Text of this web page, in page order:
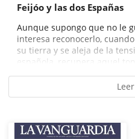
Feijóo y las dos Españas
Aunque supongo que no le
interesa reconocerlo,
su tierra y se aleja de la
española, recupera aquel